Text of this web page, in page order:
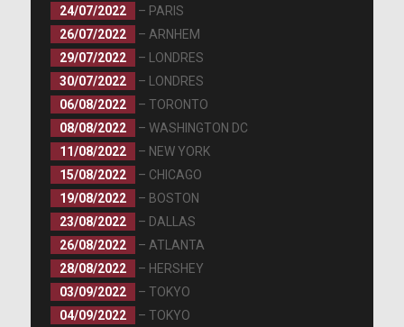
24/07/2022
– PARIS
26/07/2022
– ARNHEM
29/07/2022
– LONDRES
30/07/2022
– LONDRES
06/08/2022
– TORONTO
08/08/2022
– WASHINGTON DC
11/08/2022
– NEW YORK
15/08/2022
– CHICAGO
19/08/2022
– BOSTON
23/08/2022
– DALLAS
26/08/2022
– ATLANTA
28/08/2022
– HERSHEY
03/09/2022
– TOKYO
04/09/2022
– TOKYO